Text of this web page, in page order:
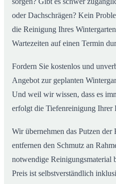
oder Dachschrägen? Kein
die Reinigung Ihres
Wartezeiten auf einen Termin
Fordern Sie kostenlos und
Angebot zur geplanten
Und weil wir wissen, dass es
erfolgt die Tiefenreinigung Ihrer
Wir übernehmen das Putzen der
entfernen den Schmutz an
notwendige Reinigungsmaterial
Preis ist selbstverständlich